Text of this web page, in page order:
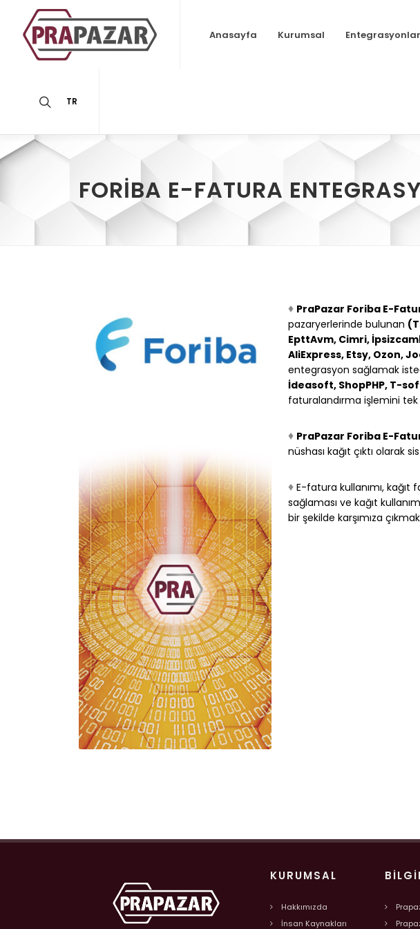
TR
Anasayfa Kurumsal Entegrasyonlar
FORIBA E-FATURA
♦ PraPazar Foriba E-
pazaryerlerinde bulunan
EpttAvm, Cimri,
AliExpress, Etsy, Ozon,
entegrasyon sağlamak
İdeasoft, ShopPHP, T-
faturalandırma işlemini
♦ PraPazar Foriba E-
nüshası kağıt çıktı olarak
♦ E-fatura kullanımı,
sağlaması ve kağıt
bir şekilde karşımıza
KURUMSAL
Hakkımızda
İnsan Kaynakları